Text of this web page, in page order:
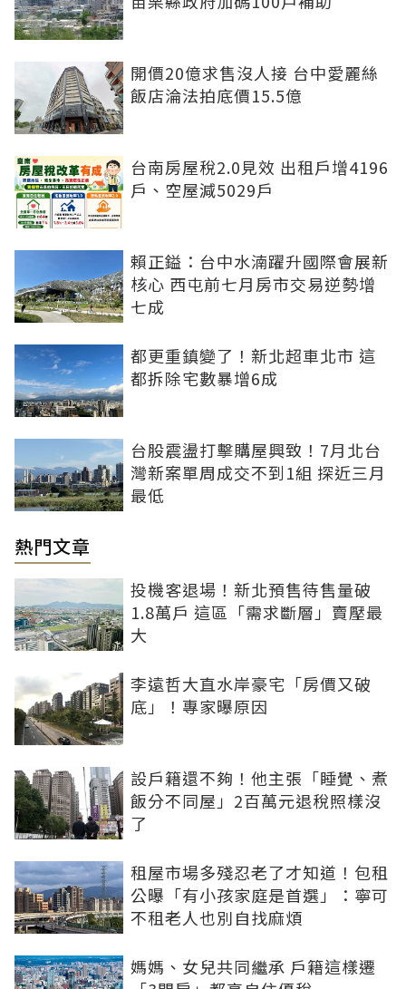
開價20億求售沒人接 台中愛麗絲
飯店淪法拍底價15.5億
台南房屋稅2.0見效 出租戶增4196
戶、空屋減5029戶
賴正鎰：台中水湳躍升國際會展新
核心 西屯前七月房市交易逆勢增
七成
都更重鎮變了！新北超車北市 這
都拆除宅數暴增6成
台股震盪打擊購屋興致！7月北台
灣新案單周成交不到1組 探近三月
最低
熱門文章
投機客退場！新北預售待售量破
1.8萬戶 這區「需求斷層」賣壓最
大
李遠哲大直水岸豪宅「房價又破
底」！專家曝原因
設戶籍還不夠！他主張「睡覺、煮
飯分不同屋」2百萬元退稅照樣沒
了
租屋市場多殘忍老了才知道！包租
公曝「有小孩家庭是首選」：寧可
不租老人也別自找麻煩
媽媽、女兒共同繼承 戶籍這樣遷